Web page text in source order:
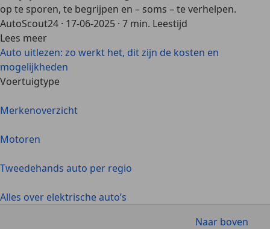
op te sporen, te begrijpen en – soms – te verhelpen.
AutoScout24 · 17-06-2025 · 7 min. Leestijd
Lees meer
Auto uitlezen: zo werkt het, dit zijn de kosten en
mogelijkheden
Voertuigtype
Merkenoverzicht
Motoren
Tweedehands auto per regio
Alles over elektrische auto’s
Naar boven